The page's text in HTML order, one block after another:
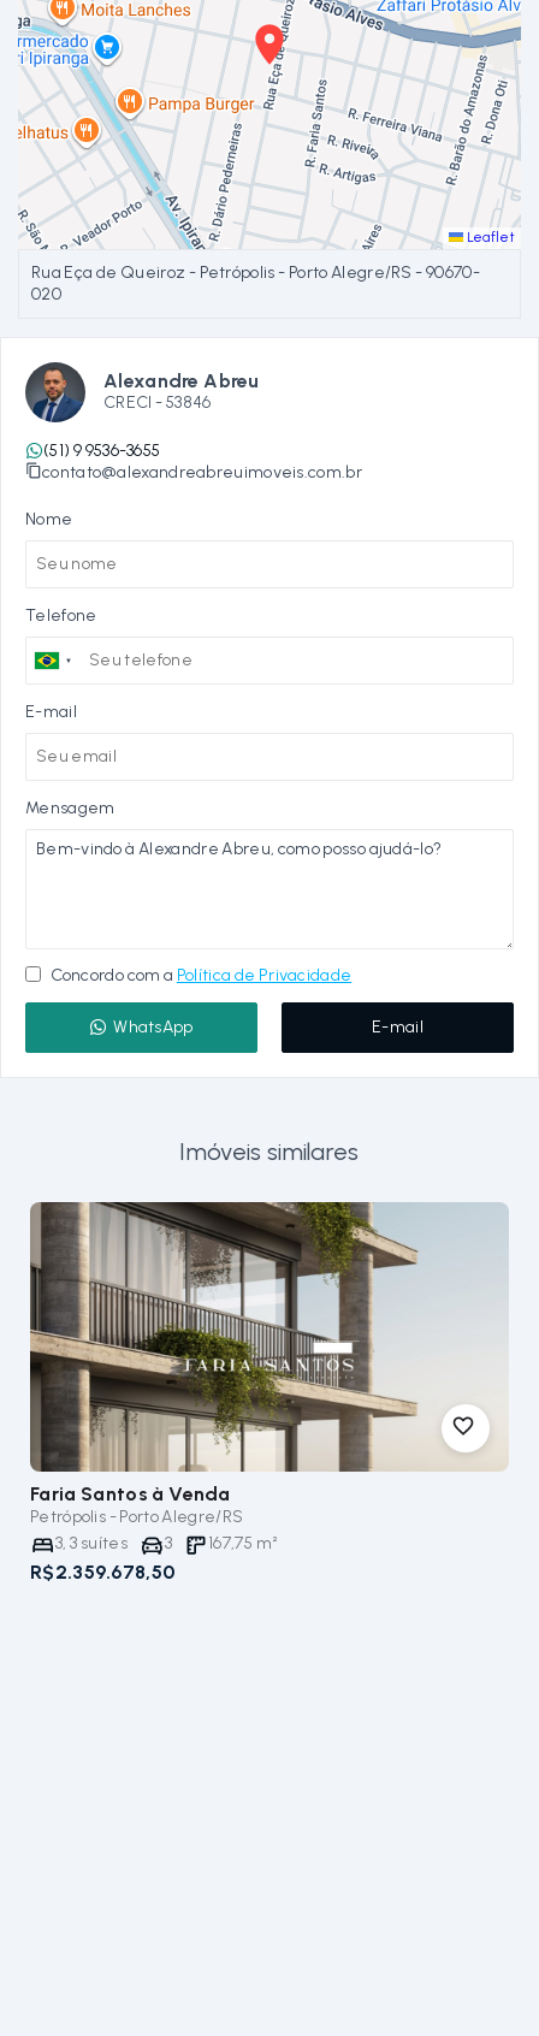
Leaflet
Rua Eça de Queiroz - Petrópolis - Porto Alegre/RS - 90670-
020
Alexandre Abreu
CRECI -53846
(51) 9 9536-3655
contato@alexandreabreuimoveis.com.br
Nome
Telefone
E-mail
Mensagem
Concordo com a Política de Privacidade
WhatsApp E-mail
Imóveis similares
Faria Santos à Venda
Petrópolis - Porto Alegre/RS
3,3 suítes 3 167,75 m²
R$2.359.678,50